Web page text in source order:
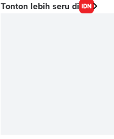
Tonton lebih seru di